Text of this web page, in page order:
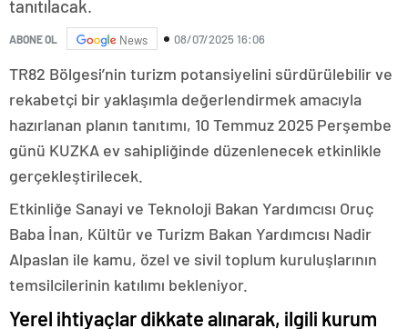
tanıtılacak.
ABONE OL News 08/07/2025 16:06
TR82 Bölgesi’nin turizm potansiyelini sürdürülebilir ve
rekabetçi bir yaklaşımla değerlendirmek amacıyla
hazırlanan planın tanıtımı, 10 Temmuz 2025 Perşembe
günü KUZKA ev sahipliğinde düzenlenecek etkinlikle
gerçekleştirilecek.
Etkinliğe Sanayi ve Teknoloji Bakan Yardımcısı Oruç
Baba İnan, Kültür ve Turizm Bakan Yardımcısı Nadir
Alpaslan ile kamu, özel ve sivil toplum kuruluşlarının
temsilcilerinin katılımı bekleniyor.
Yerel ihtiyaçlar dikkate alınarak, ilgili kurum